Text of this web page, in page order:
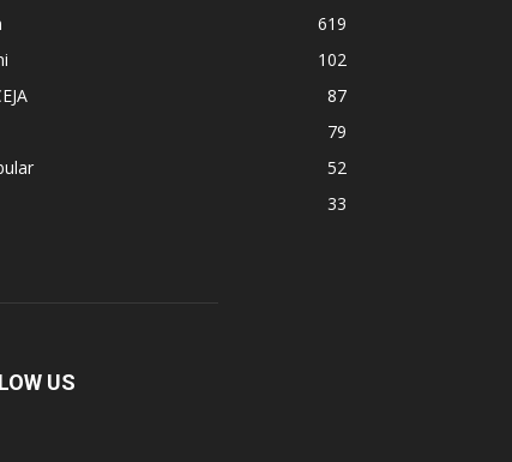
619
102
87
79
52
33
US